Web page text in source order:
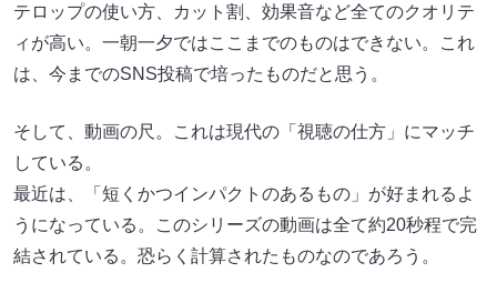
テロップの使い方、カット割、効果音など全てのクオリテ
ィが高い。一朝一夕ではここまでのものはできない。これ
は、今までのSNS投稿で培ったものだと思う。
そして、動画の尺。これは現代の「視聴の仕方」にマッチ
している。
最近は、「短くかつインパクトのあるもの」が好まれるよ
うになっている。このシリーズの動画は全て約20秒程で完
結されている。恐らく計算されたものなのであろう。